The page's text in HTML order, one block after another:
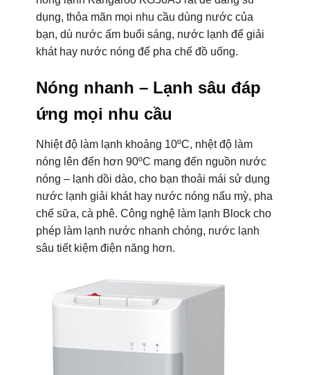
dụng, thỏa mãn mọi nhu cầu dùng nước của
bạn, dù nước ấm buổi sáng, nước lạnh để giải
khát hay nước nóng để pha chế đồ uống.
Nóng nhanh – Lạnh sâu đáp
ứng mọi nhu cầu
Nhiệt độ làm lạnh khoảng 10ºC, nhệt độ làm
nóng lên đến hơn 90ºC mang đến nguồn nước
nóng – lạnh dồi dào, cho bạn thoải mái sử dụng
nước lạnh giải khát hay nước nóng nấu mỳ, pha
chế sữa, cà phê. Công nghệ làm lạnh Block cho
phép làm lạnh nước nhanh chóng, nước lạnh
sâu tiết kiệm điện năng hơn.